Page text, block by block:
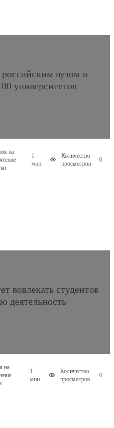
вузом и
университетов
на
1
мин
Количество
просмотров
0
вовлекать студентов
деятельность
на
1
мин
Количество
просмотров
0